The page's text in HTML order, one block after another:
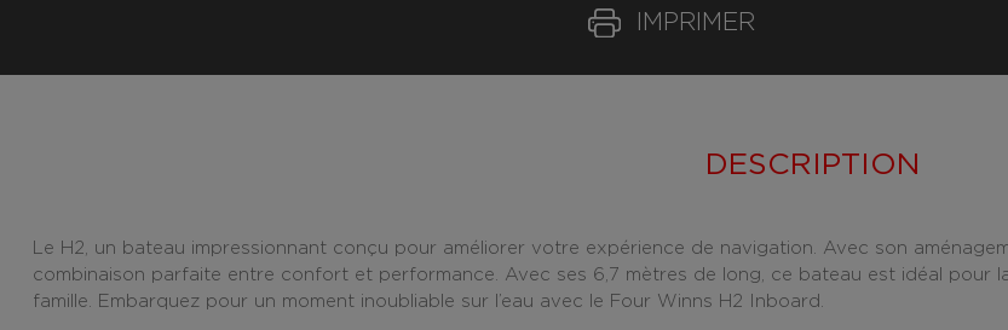
IMPRIMER
DESCRIPTION
Le H2, un bateau impressionnant conçu pour améliorer votre expérience de navigation. Avec son
combinaison parfaite entre confort et performance. Avec ses 6,7 mètres de long, ce bateau est idéal pour
famille. Embarquez pour un moment inoubliable sur l’eau avec le Four Winns H2 Inboard.